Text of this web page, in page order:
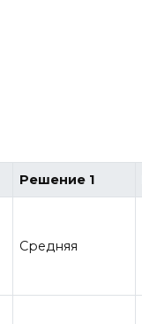
Решение 1
Средняя